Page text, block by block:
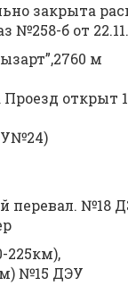
закрыта
б от
м
открыт
перевал. №18
225км),
№15 ДЭУ